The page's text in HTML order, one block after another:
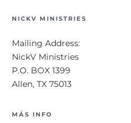
NICKV MINISTRIES
Mailing Address:
NickV Ministries
P.O. BOX 1399
Allen, TX 75013
MÁS INFO